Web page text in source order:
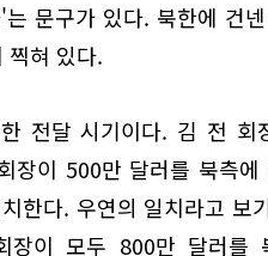
문구가 있다. 북한에 건
찍혀 있다.
전달 시기이다. 김 전 회
장이 500만 달러를 북측
한다. 우연의 일치라고 보
이 모두 800만 달러를